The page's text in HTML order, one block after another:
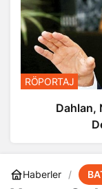
RÖPORTAJ
Dahlan,
Haberler